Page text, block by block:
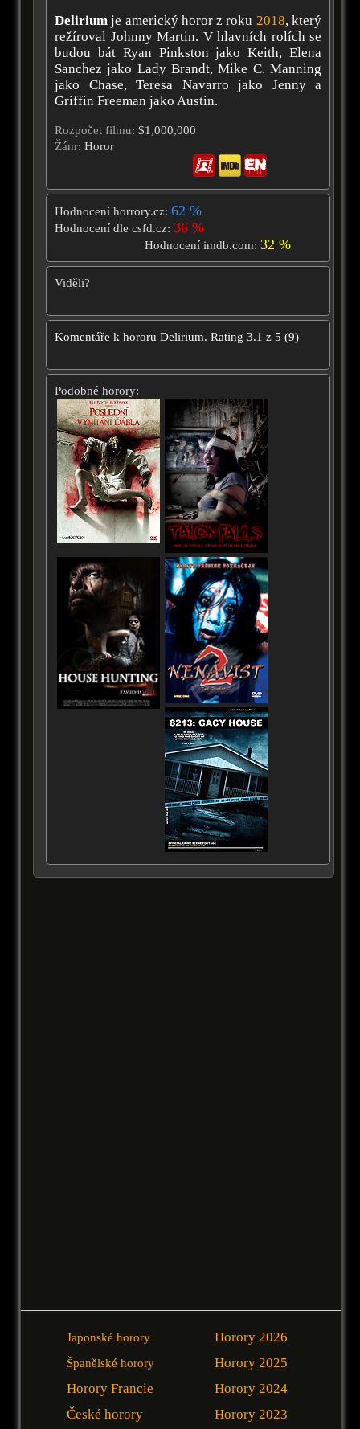
Delirium je americký horor z roku 2018, který
režíroval Johnny Martin. V hlavních rolích se
budou bát Ryan Pinkston jako Keith, Elena
Sanchez jako Lady Brandt, Mike C. Manning
jako Chase, Teresa Navarro jako Jenny a
Griffin Freeman jako Austin.
Rozpočet filmu: $1,000,000
Žánr: Horor
Hodnocení horrory.cz: 62 %
Hodnocení dle csfd.cz: 36 %
Hodnocení imdb.com:32 %
Viděli?
Komentáře k hororu Delirium. Rating 3.1 z 5 (9)
Podobné horory:
Japonské horory
Španělské horory
Horory Francie
České horory
Horory 2026
Horory 2025
Horory 2024
Horory 2023